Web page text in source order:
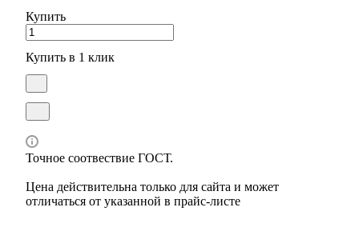
Купить
Купить в 1 клик
Точное соотвествие ГОСТ.
Цена действительна только для сайта и может
отличаться от указанной в прайс-листе